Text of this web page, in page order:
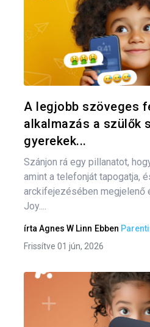
A legjobb szöveges
alkalmazás a szülők
gyerekek...
Szánjon rá egy pillanatot,
amint a telefonját tapogatja,
arckifejezésében megjelenő
Joy....
írta Agnes W Linn Ebben
Frissítve 01 jún, 2026